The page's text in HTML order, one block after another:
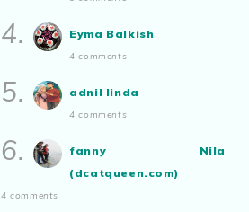
commented on
tiktok mencipta sajak
bakat tu bolehlah try.. ayuh!
Malaysian.. tunjukkan bakatmu!”
4. Eyma Balkish
4 comments
5. adnil linda
4 comments
6.
fanny Nila
(dcatqueen.com)
4 comments